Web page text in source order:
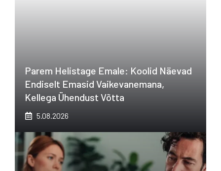
Parem Helistage Emale: Koolid Näevad
Endiselt Emasid Vaikevanemana,
Kellega Ühendust Võtta
5.08.2026